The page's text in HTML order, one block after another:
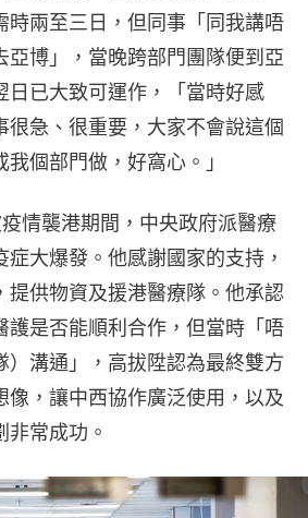
時兩至三日，但同事「同我講唔
亞博」，當晚跨部門團隊便到亞
日已大致可運作，「當時好感
很急、很重要，大家不會說這個
個部門做，好窩心。」
情襲港期間，中央政府派醫療
症大爆發。他感謝國家的支持，
提供物資及援港醫療隊。他承認
護是否能順利合作，但當時「唔
）溝通」，高拔陞認為最終雙方
像，讓中西協作廣泛使用，以及
常成功。